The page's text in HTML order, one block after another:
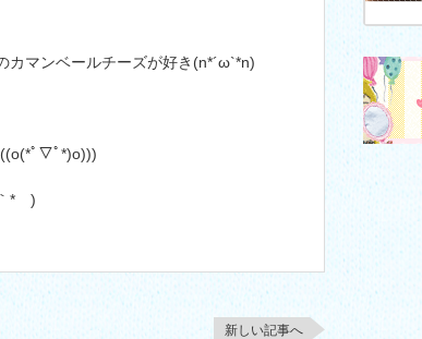
カマンベールチーズが好き(n*´ω`*n)
ﾟ▽ﾟ*)o)))
*ゞ)
新しい記事へ